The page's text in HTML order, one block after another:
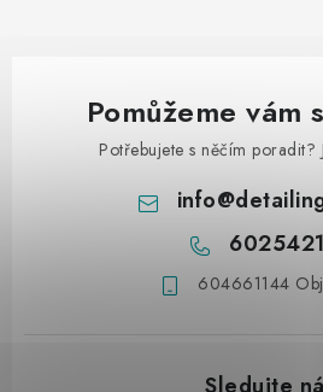
Pomůžeme vám
Potřebujete s něčím poradit?
info@
604661144